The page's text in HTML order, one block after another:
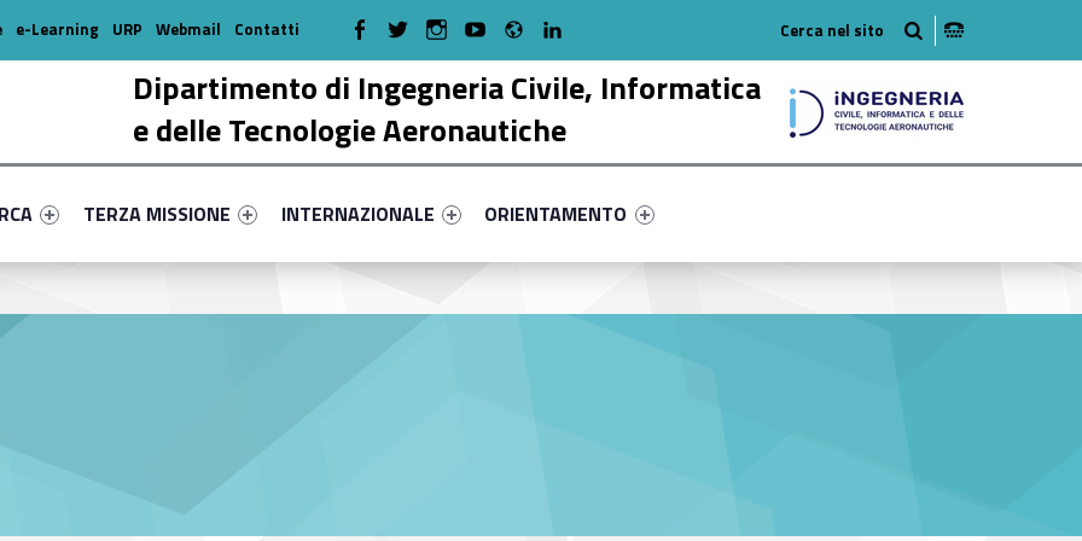
Dipartimento di Ingegneria Civile, Informatica
e delle Tecnologie Aeronautiche
primary-72787-17
#link-menu-primary-87518-38
Link identifier #link-menu-primary-15048-51
TERZA MISSIONE
Link identifier #link-menu-primary-5804-58
INTERNAZIONALE
Link identifier #link-menu-primary-4342-68
ORIENTAMENTO
e-Learning URP Webmail Contatti WebMan on Facebook
WebMan on TwitterWebMan on Instagram
WebMan on Youtube
Radio